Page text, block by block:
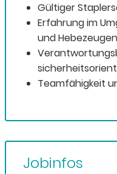
Gültiger
Erfahrung im
und
Teamfähigkeit
Jobinfos